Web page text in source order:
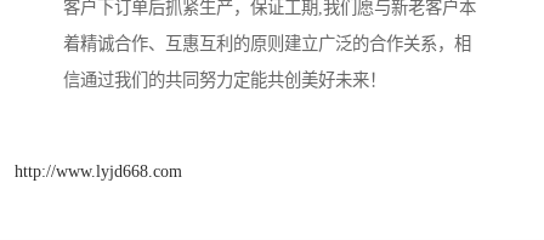
客户下订单后抓紧生产，保证工期,我们愿与新老客户本
着精诚合作、互惠互利的原则建立广泛的合作关系，相
信通过我们的共同努力定能共创美好未来！
http://www.lyjd668.com